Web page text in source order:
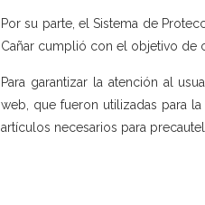
Por su parte, el Sistema de
Cañar cumplió con el objetivo de
Para garantizar la atención al
web, que fueron utilizadas para
artículos necesarios para